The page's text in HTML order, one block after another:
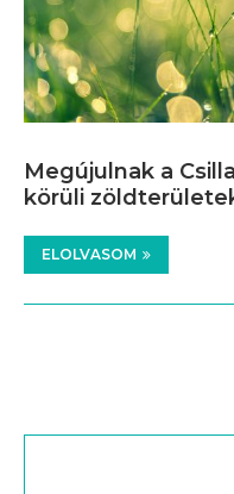
Megújulnak a
körüli
ELOLVASOM